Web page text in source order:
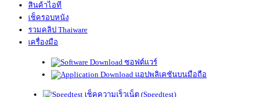
สินค้าไอที
เช็ครอบหนัง
รวมคลิป Thaiware
เครื่องมือ
ซอฟต์แวร์
แอปพลิเคชันบนมือถือ
เช็คความเร็วเน็ต (Speedtest)